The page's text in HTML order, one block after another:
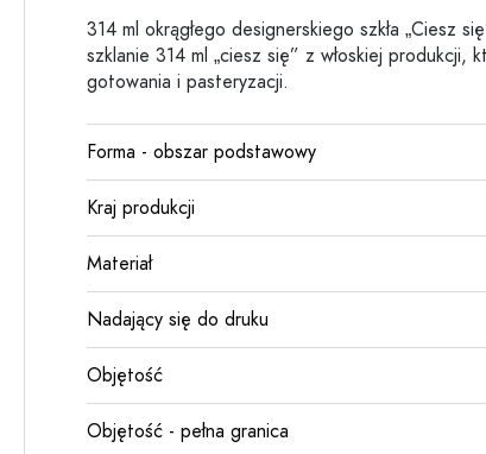
314 ml okrągłego designerskiego szkła „Ciesz
szklanie 314 ml „ciesz się” z włoskiej
gotowania i pasteryzacji.
Forma - obszar podstawowy
Kraj produkcji
Materiał
Nadający się do druku
Objętość
Objętość - pełna granica